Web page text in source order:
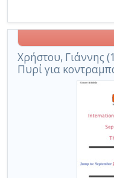
Χρήστου, Γιάννης
Πυρί για